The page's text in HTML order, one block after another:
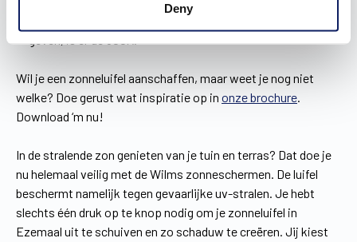
Deny
Voor wie z’n klein of middelgroot terras een upgrade wil
Wil je een zonneluifel aanschaffen, maar weet je nog niet
welke? Doe gerust wat inspiratie op in onze brochure.
Download ‘m nu!
In de stralende zon genieten van je tuin en terras? Dat doe je
nu helemaal veilig met de Wilms zonneschermen. De luifel
beschermt namelijk tegen gevaarlijke uv-stralen. Je hebt
slechts één druk op te knop nodig om je zonneluifel in
Ezemaal uit te schuiven en zo schaduw te creëren. Jij kiest